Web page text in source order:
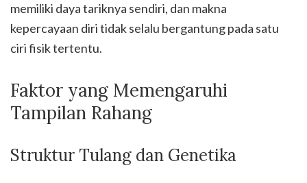
memiliki daya tariknya sendiri, dan makna
kepercayaan diri tidak selalu bergantung pada satu
ciri fisik tertentu.
Faktor yang Memengaruhi
Tampilan Rahang
Struktur Tulang dan Genetika